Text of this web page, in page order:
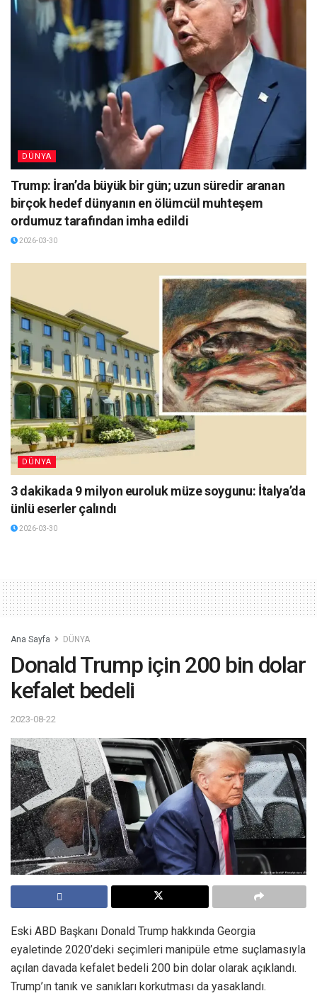
DÜNYA
Trump: İran’da büyük bir gün; uzun süredir aranan
birçok hedef dünyanın en ölümcül muhteşem
ordumuz tarafından imha edildi
2026-03-30
DÜNYA
3 dakikada 9 milyon euroluk müze soygunu: İtalya’da
ünlü eserler çalındı
2026-03-30
Ana Sayfa DÜNYA
Donald Trump için 200 bin dolar
kefalet bedeli
2023-08-22
Eski ABD Başkanı Donald Trump hakkında Georgia
eyaletinde 2020’deki seçimleri manipüle etme suçlamasıyla
açılan davada kefalet bedeli 200 bin dolar olarak açıklandı.
Trump’ın tanık ve sanıkları korkutması da yasaklandı.